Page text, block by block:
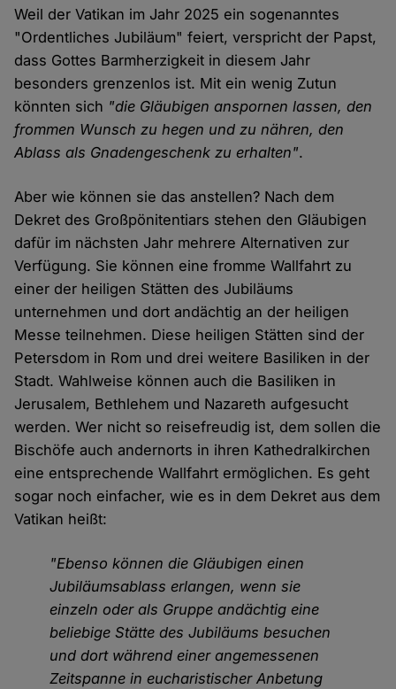
Weil der Vatikan im Jahr 2025 ein sogenanntes
"Ordentliches Jubiläum" feiert, verspricht der Papst,
dass Gottes Barmherzigkeit in diesem Jahr
besonders grenzenlos ist. Mit ein wenig Zutun
könnten sich "die Gläubigen anspornen lassen, den
frommen Wunsch zu hegen und zu nähren, den
Ablass als Gnadengeschenk zu erhalten".
Aber wie können sie das anstellen? Nach dem
Dekret des Großpönitentiars stehen den Gläubigen
dafür im nächsten Jahr mehrere Alternativen zur
Verfügung. Sie können eine fromme Wallfahrt zu
einer der heiligen Stätten des Jubiläums
unternehmen und dort andächtig an der heiligen
Messe teilnehmen. Diese heiligen Stätten sind der
Petersdom in Rom und drei weitere Basiliken in der
Stadt. Wahlweise können auch die Basiliken in
Jerusalem, Bethlehem und Nazareth aufgesucht
werden. Wer nicht so reisefreudig ist, dem sollen die
Bischöfe auch andernorts in ihren Kathedralkirchen
eine entsprechende Wallfahrt ermöglichen. Es geht
sogar noch einfacher, wie es in dem Dekret aus dem
Vatikan heißt:
"Ebenso können die Gläubigen einen
Jubiläumsablass erlangen, wenn sie
einzeln oder als Gruppe andächtig eine
beliebige Stätte des Jubiläums besuchen
und dort während einer angemessenen
Zeitspanne in eucharistischer Anbetung